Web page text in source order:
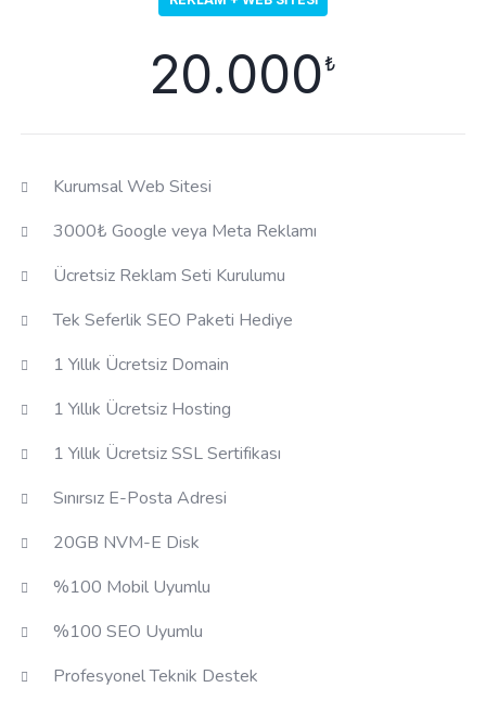
20.000₺
Kurumsal Web Sitesi
3000₺ Google veya Meta Reklamı
Ücretsiz Reklam Seti Kurulumu
Tek Seferlik SEO Paketi Hediye
1 Yıllık Ücretsiz Domain
1 Yıllık Ücretsiz Hosting
1 Yıllık Ücretsiz SSL Sertifikası
Sınırsız E-Posta Adresi
20GB NVM-E Disk
%100 Mobil Uyumlu
%100 SEO Uyumlu
Profesyonel Teknik Destek